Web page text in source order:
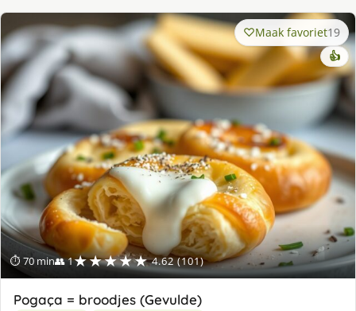
⏱ 70 min👥 1★★★★★ 4.62 (101)
Maak favoriet19
👍
Pogaça = broodjes (Gevulde)